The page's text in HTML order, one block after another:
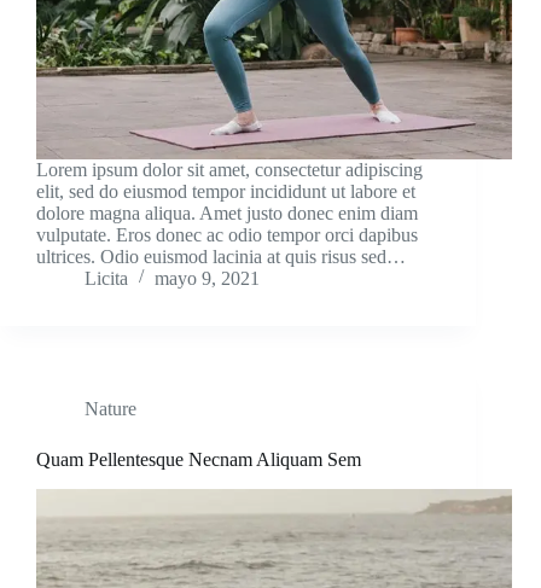
Lorem ipsum dolor sit amet, consectetur adipiscing
elit, sed do eiusmod tempor incididunt ut labore et
dolore magna aliqua. Amet justo donec enim diam
vulputate. Eros donec ac odio tempor orci dapibus
ultrices. Odio euismod lacinia at quis risus sed…
Licita
mayo 9, 2021
Nature
Quam Pellentesque Necnam Aliquam Sem